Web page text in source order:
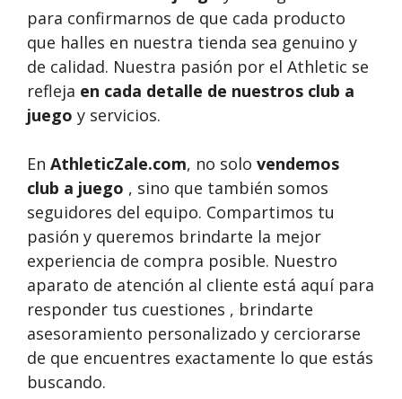
para confirmarnos de que cada producto
que halles en nuestra tienda sea genuino y
de calidad. Nuestra pasión por el Athletic se
refleja en cada detalle de nuestros club a
juego y servicios.
En AthleticZale.com, no solo vendemos
club a juego , sino que también somos
seguidores del equipo. Compartimos tu
pasión y queremos brindarte la mejor
experiencia de compra posible. Nuestro
aparato de atención al cliente está aquí para
responder tus cuestiones , brindarte
asesoramiento personalizado y cerciorarse
de que encuentres exactamente lo que estás
buscando.